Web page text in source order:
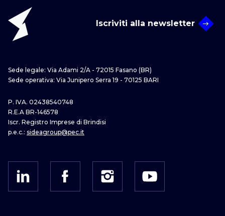
Iscriviti alla newsletter
Sede legale: Via Adami 2/A - 72015 Fasano (BR)
Sede operativa: Via Junipero Serra 19 - 70125 BARI
P. IVA. 02438540748
R.E.A BR-146578
Iscr. Registro Imprese di Brindisi
p.e.c.: sideagroup@pec.it